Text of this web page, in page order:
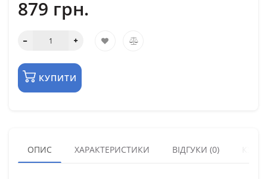
879 грн.
КУПИТИ
ОПИС ХАРАКТЕРИСТИКИ ВІДГУКИ (0)